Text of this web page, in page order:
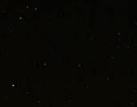
CHABRE